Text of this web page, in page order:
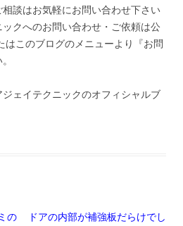
談はお気軽にお問い合わせ下さい
クへのお問い合わせ・ご依頼は公
はこのブログのメニューより『お問
ェイテクニックのオフィシャルブ
の
ドアの内部が補強板だらけでし